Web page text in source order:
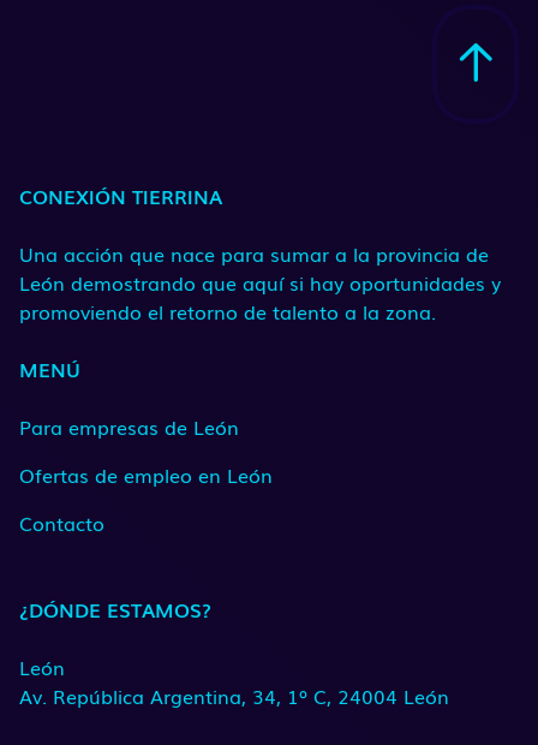
CONEXIÓN TIERRINA
Una acción que nace para sumar a la provincia de
León demostrando que aquí si hay oportunidades y
promoviendo el retorno de talento a la zona.
MENÚ
Para empresas de León
Ofertas de empleo en León
Contacto
¿DÓNDE ESTAMOS?
León
Av. República Argentina, 34, 1º C, 24004 León